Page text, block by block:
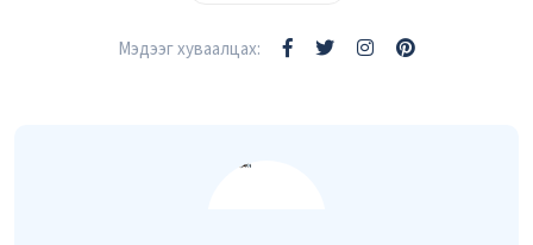
Мэдээг хуваалцах: